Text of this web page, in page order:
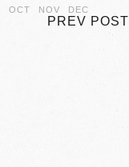
OCT NOV DEC
PREV POST